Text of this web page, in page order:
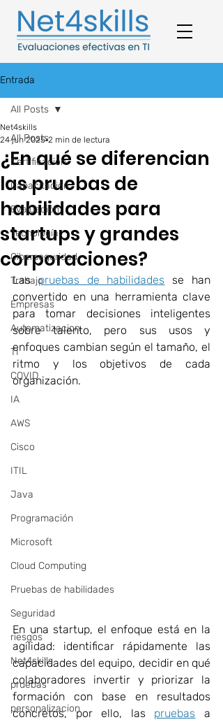
Entrada
All Posts
Certificación
Capacitación
Evaluación
Tecnología
Ciberseguridad
Trabajo
Empresas
Automatizacion
TI
COVID
IA
AWS
Cisco
ITIL
Java
Programación
Microsoft
Cloud Computing
Pruebas de habilidades
Seguridad
riesgos
Net4skills
pruebas
personalizacion
All Posts
¿En qué se diferencian
las pruebas de
habilidades para
startups y grandes
corporaciones?
Net4skills
24 jun 2025 2 min de lectura
Las pruebas de habilidades se han
convertido en una herramienta clave
para tomar decisiones inteligentes
sobre talento, pero sus usos y
enfoques cambian según el tamaño, el
ritmo y los objetivos de cada
organización.
En una startup, el enfoque está en la
agilidad: identificar rápidamente las
capacidades del equipo, decidir en qué
colaboradores invertir y priorizar la
formación con base en resultados
concretos, por ello, las pruebas a